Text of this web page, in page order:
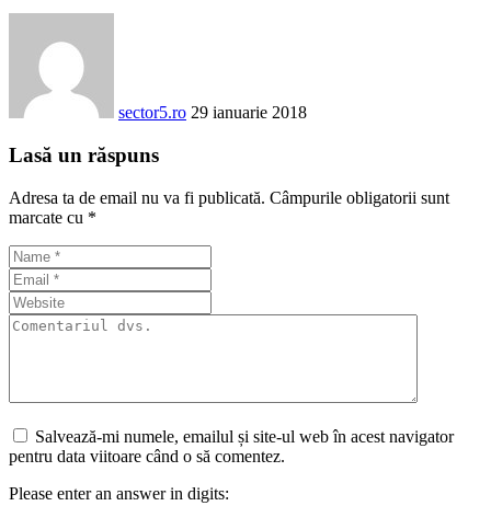
sector5.ro 29 ianuarie 2018
Lasă un răspuns
Adresa ta de email nu va fi publicată. Câmpurile obligatorii sunt
marcate cu *
Salvează-mi numele, emailul și site-ul web în acest navigator
pentru data viitoare când o să comentez.
Please enter an answer in digits: